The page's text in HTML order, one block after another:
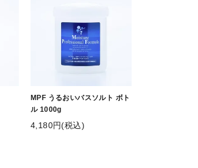
MPF うるおいバスソルト ボト
ル 1000g
4,180円(税込)